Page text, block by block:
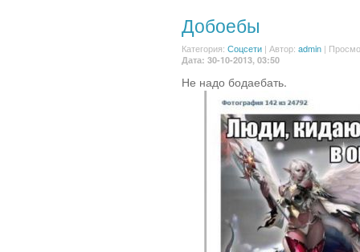
Добоебы
Категория: Соцсети | Автор: admin |
Дата: 30-10-2013, 03:50
Не надо бодаебать.